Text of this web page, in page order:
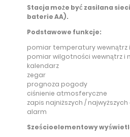
Stacja może być zasilana
baterie AA).
Podstawowe funkcje:
pomiar temperatury wewnątrz
pomiar wilgotności wewnątrz i
kalendarz
zegar
prognoza pogody
ciśnienie atmosferyczne
zapis najniższych / najwyższych
alarm
Sześcioelementowy